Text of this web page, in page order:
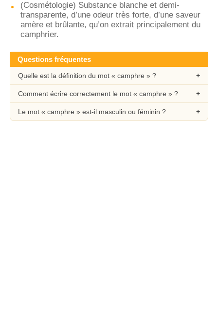
(Cosmétologie) Substance blanche et demi-
transparente, d’une odeur très forte, d’une saveur
amère et brûlante, qu’on extrait principalement du
camphrier.
Questions fréquentes
Quelle est la définition du mot « camphre » ?
Comment écrire correctement le mot « camphre » ?
Le mot « camphre » est-il masculin ou féminin ?